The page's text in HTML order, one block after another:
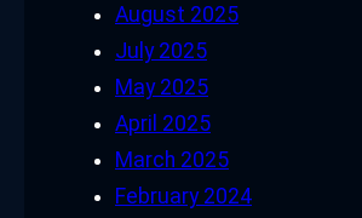
August 2025
July 2025
May 2025
April 2025
March 2025
February 2024